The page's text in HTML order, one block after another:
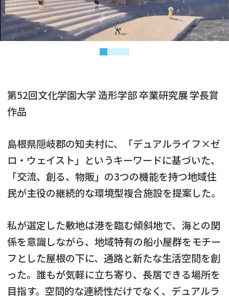
第52回文化学園大学 造形学部 卒業研究展 学長賞
作品
島根県隠岐郡の知夫村に、「デュアルライフ×ゼ
ロ・ウェイスト」というキーワードに基づいた、
「交流、創る、物販」の3つの機能を持つ地域住
民が主役の継続的な環境型複合施設を提案した。
私が選定した敷地は港を臨む傾斜地で、海との関
係を意識しながら、地域特有の船小屋群をモチー
フとした屋根の下に、通路と新たな生活空間を創
った。誰もが気軽に立ち寄り、長居できる場所を
目指す。空間的な連続性だけでなく、デュアルラ